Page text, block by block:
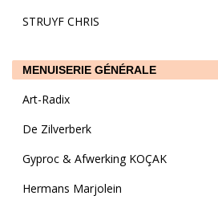
STRUYF CHRIS
MENUISERIE GÉNÉRALE
Art-Radix
De Zilverberk
Gyproc & Afwerking KOÇAK
Hermans Marjolein